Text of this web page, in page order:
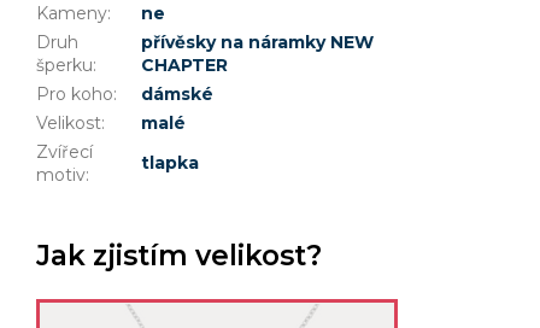
Kameny:
ne
Druh
šperku:
přívěsky na náramky NEW
CHAPTER
Pro koho:
dámské
Velikost:
malé
Zvířecí
motiv:
tlapka
Jak zjistím velikost?